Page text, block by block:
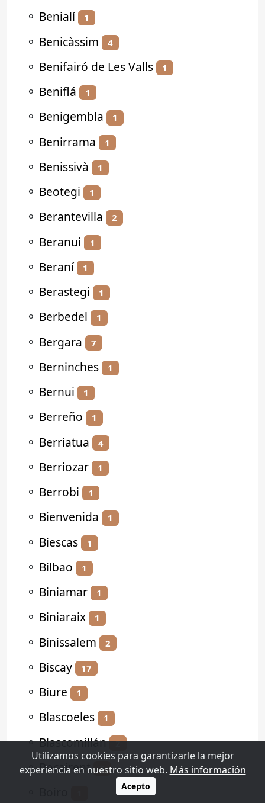
⚬ Benialí 1
⚬ Benicàssim 4
⚬ Benifairó de Les Valls 1
⚬ Beniflá 1
⚬ Benigembla 1
⚬ Benirrama 1
⚬ Benissivà 1
⚬ Beotegi 1
⚬ Berantevilla 2
⚬ Beranui 1
⚬ Beraní 1
⚬ Berastegi 1
⚬ Berbedel 1
⚬ Bergara 7
⚬ Berninches 1
⚬ Bernui 1
⚬ Berreño 1
⚬ Berriatua 4
⚬ Berriozar 1
⚬ Berrobi 1
⚬ Bienvenida 1
⚬ Biescas 1
⚬ Bilbao 1
⚬ Biniamar 1
⚬ Biniaraix 1
⚬ Binissalem 2
⚬ Biscay 17
⚬ Biure 1
⚬ Blascoeles 1
⚬Blascomillán 2
⚬Bocairent 2
Utilizamos cookies para garantizarle la mejor
experiencia en nuestro sitio web. Más información
Acepto